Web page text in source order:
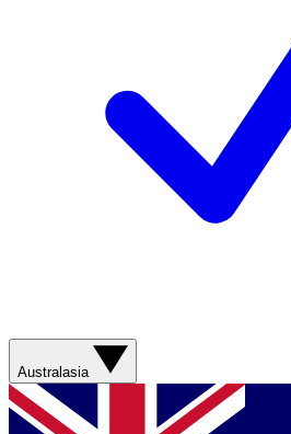
Australasia